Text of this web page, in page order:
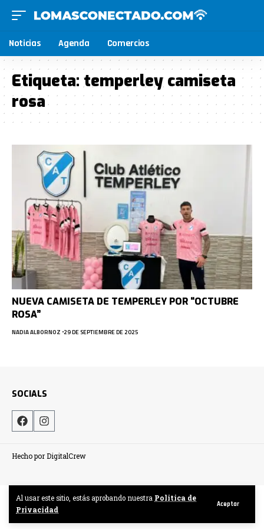
Al usar este sitio, estás aprobando nuestra Politica de
Privacidad
Aceptar
Noticias Agenda Comercios
Etiqueta:temperley camiseta
rosa
NUEVA CAMISETA DE TEMPERLEY POR “OCTUBRE
ROSA”
NADIA ALBORNOZ 29 DE SEPTIEMBRE DE 2025
SOCIALS
Hecho por DigitalCrew